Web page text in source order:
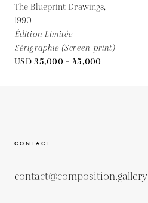
The Blueprint Drawings,
1990
Édition Limitée
Sérigraphie (Screen-print)
USD 35,000 - 45,000
CONTACT
contact@composition.gallery